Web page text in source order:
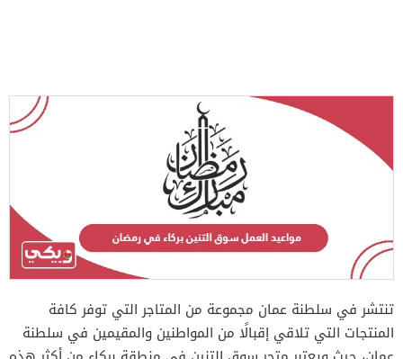
تنتشر في سلطنة عمان مجموعة من المتاجر التي توفر كافة
المنتجات التي تلاقي إقبالًا من المواطنين والمقيمين في سلطنة